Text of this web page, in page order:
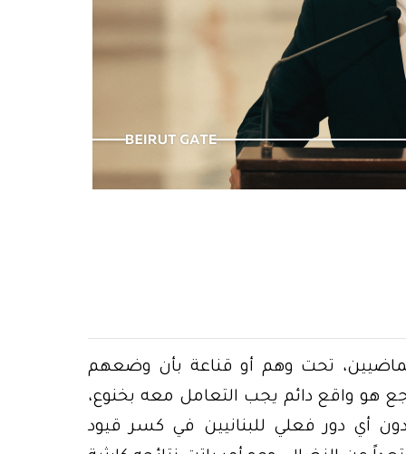
تحت وهم أو قناعة بأن وضعهم
هو واقع دائم يجب التعامل معه بخنوع،
دون أي دور فعلي للبنانيين في كسر قيود
نعرف الحقيقة، نريد العدالة